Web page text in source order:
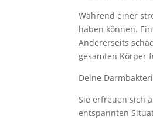
Während einer
haben können.
Andererseits
gesamten Körper
Deine
Sie erfreuen sich
entspannten